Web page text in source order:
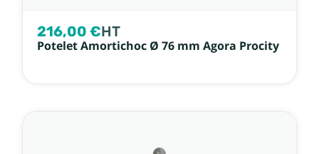
216,00 €HT
Potelet Amortichoc Ø 76 mm Agora Procity